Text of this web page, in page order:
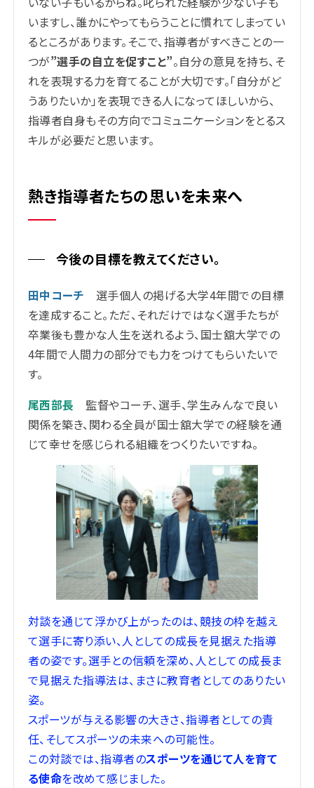
いますし、誰かにやってもらうことに慣れてしまってい
るところがあります。そこで、指導者がすべきことの一
つが”選手の自立を促すこと”。自分の意見を持ち、そ
れを表現する力を育てることが大切です。「自分がど
うありたいか」を表現できる人になってほしいから、
指導者自身もその方向でコミュニケーションをとるス
キルが必要だと思います。
熱き指導者たちの思いを未来へ
今後の目標を教えてください。
田中コーチ
選手個人の掲げる大学4年間での目標
を達成すること。 ただ、それだけではなく選手たちが
卒業後も豊かな人生を送れるよう、国士舘大学での
4年間で人間力の部分でも力をつけてもらいたいで
す。
尾西部長 監督やコーチ、選手、学生みんなで良い
関係を築き、関わる全員が国士舘大学での経験を通
じて幸せを感じられる組織をつくりたいですね。
対談を通じて浮かび上がったのは、競技の枠を越え
て選手に寄り添い、人としての成長を見据えた指導
者の姿です。選手との信頼を深め、人としての成長ま
で見据えた指導法は、まさに教育者としてのありたい
姿。
スポーツが与える影響の大きさ、指導者としての責
任、そしてスポーツの未来への可能性。
この対談では、指導者のスポーツを通じて人を育て
る使命を改めて感じました。